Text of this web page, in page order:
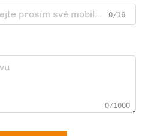
0/16
0/1000